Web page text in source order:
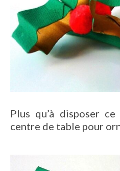
Plus qu’à disposer
centre de table pour